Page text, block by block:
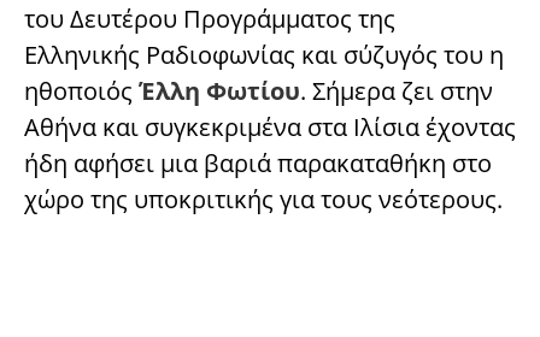
του Δευτέρου Προγράμματος της
Ελληνικής Ραδιοφωνίας και σύζυγός του η
ηθοποιός Έλλη Φωτίου. Σήμερα ζει στην
Αθήνα και συγκεκριμένα στα Ιλίσια έχοντας
ήδη αφήσει μια βαριά παρακαταθήκη στο
χώρο της υποκριτικής για τους νεότερους.